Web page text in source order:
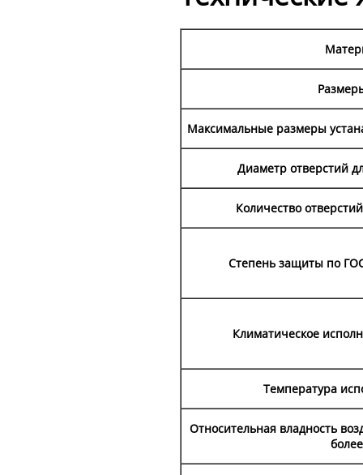
Максимальные размеры
Диаметр отверстий
Количество
Степень защиты по
Климатическое
Температура
Относительная владность